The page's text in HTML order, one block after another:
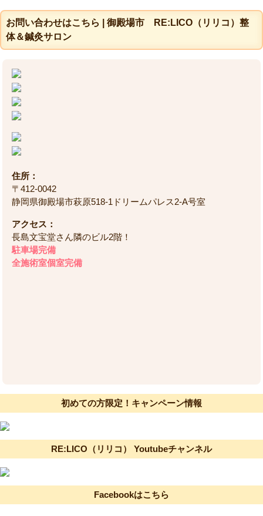
お問い合わせはこちら | 御殿場市 RE:LICO（リリコ）整
体＆鍼灸サロン
住所：
〒412-0042
静岡県御殿場市萩原518-1ドリームパレス2-A号室
アクセス：
長島文宝堂さん隣のビル2階！
駐車場完備
全施術室個室完備
初めての方限定！キャンペーン情報
RE:LICO（リリコ） Youtubeチャンネル
Facebookはこちら